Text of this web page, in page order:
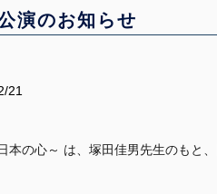
演のお知らせ
21
本の心～ は、塚田佳男先生のもと